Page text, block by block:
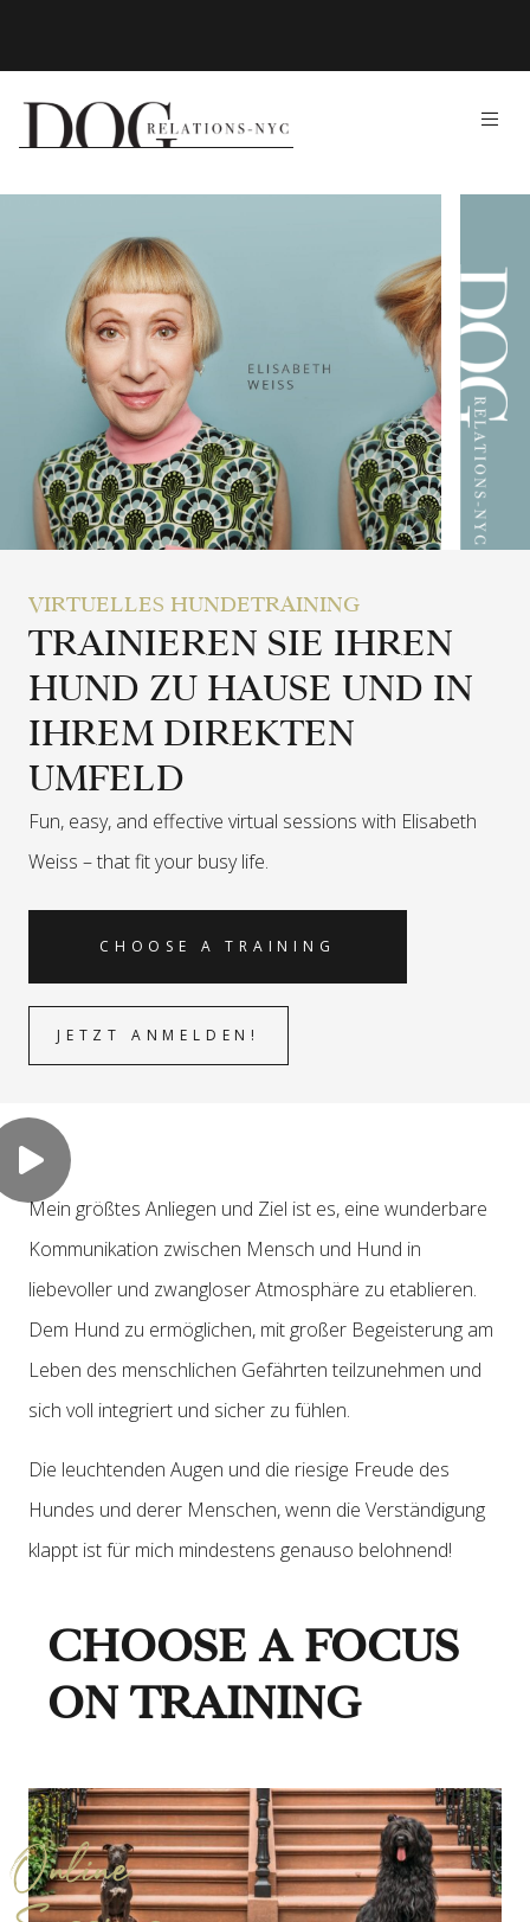
VIRTUELLES HUNDETRAINING
TRAINIEREN SIE IHREN
HUND ZU HAUSE UND IN
IHREM DIREKTEN
UMFELD
Fun, easy, and effective virtual sessions with Elisabeth
Weiss –that fit your busy life.
CHOOSE A TRAINING
JETZT ANMELDEN!
Mein größtes Anliegen und Ziel ist es, eine wunderbare
Kommunikation zwischen Mensch und Hund in
liebevoller und zwangloser Atmosphäre zu etablieren.
Dem Hund zu ermöglichen, mit großer Begeisterung am
Leben des menschlichen Gefährten teilzunehmen und
sich voll integriert und sicher zu fühlen.
Die leuchtenden Augen und die riesige Freude des
Hundes und derer Menschen, wenn die Verständigung
klappt ist für mich mindestens genauso belohnend!
CHOOSE A FOCUS
ON TRAINING
Online